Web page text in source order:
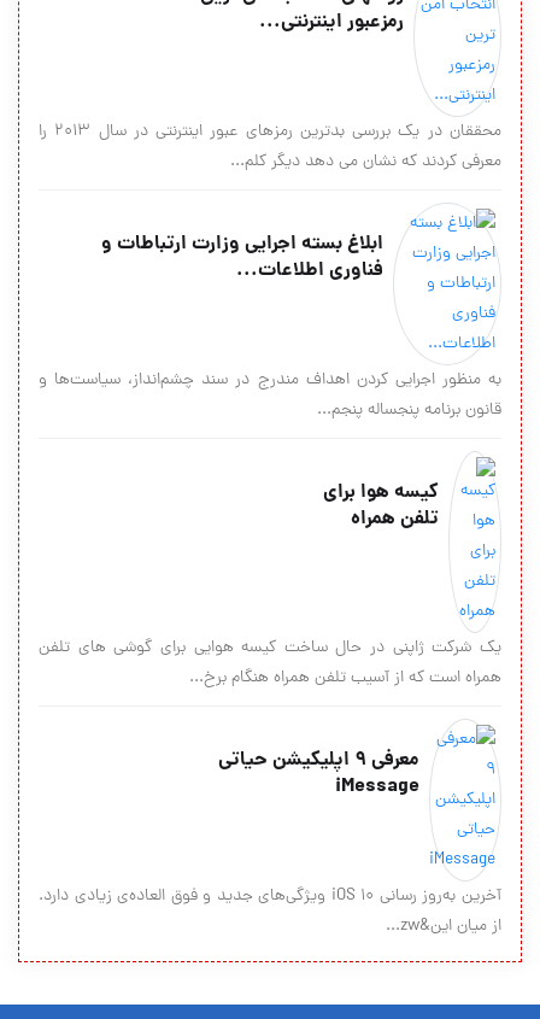
رمزعبور اینترنتی...
محققان در یک بررسی بدترین رمزهای عبور اینترنتی در سال 2013 را
معرفی کردند که نشان می دهد دیگر کلم...
ابلاغ بسته اجرایی وزارت ارتباطات و
فناوری اطلاعات...
به منظور اجرایی کردن اهداف مندرج در سند چشم‌انداز، سیاست‌ها و
قانون برنامه پنجساله پنجم...
کیسه هوا برای
تلفن همراه
یک شرکت ژاپنی در حال ساخت کیسه هوایی برای گوشی های تلفن
همراه است که از آسیب تلفن همراه هنگام برخ...
معرفی ۹ اپلیکیشن حیاتی
iMessage
آخرین به‌روز رسانی iOS 10 ویژگی‌های جدید و فوق العاده‌ی زیادی دارد.
از میان این&zw...